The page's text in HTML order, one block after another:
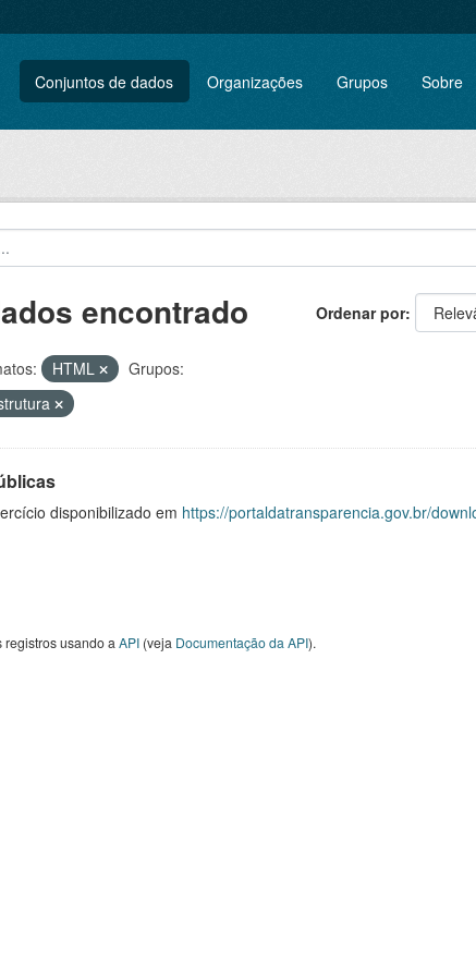
Conjuntos de dados Organizações Grupos Sobre
Ordenar por
encontrado
HTML
Grupos:
disponibilizado em https://portaldatransparencia.gov.br/
registros usando a API(veja Documentação da API).